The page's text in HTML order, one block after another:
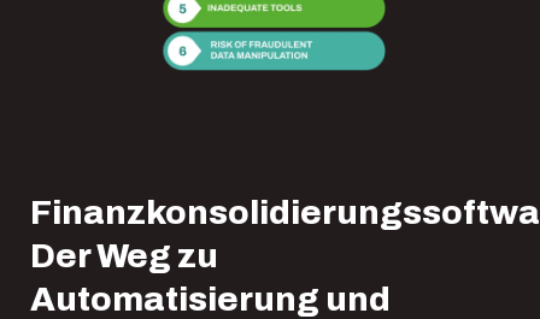
Der Weg zu
Automatisierung und